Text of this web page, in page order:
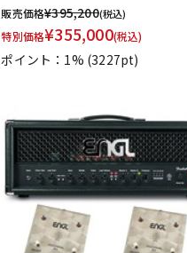
販売価格¥395,200(税込)
特別価格¥355,000(税込)
ポイント：1% (3227pt)